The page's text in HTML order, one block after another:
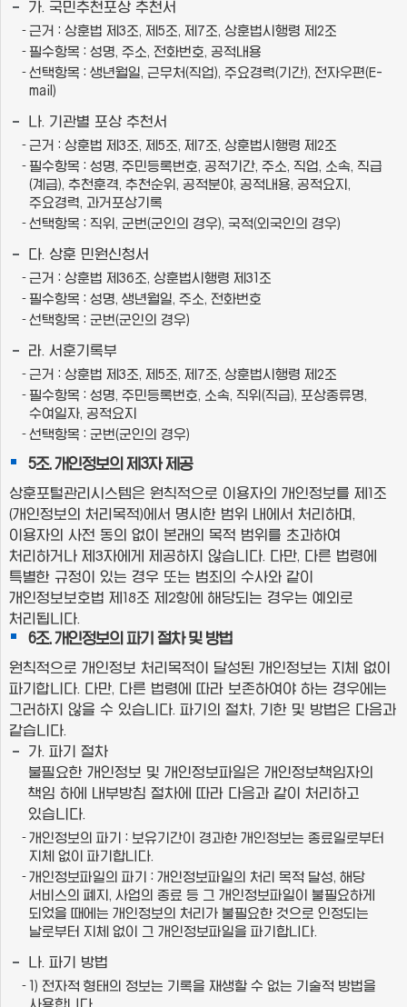
가. 국민추천포상 추천서
근거 : 상훈법 제3조, 제5조, 제7조, 상훈법시행령 제2조
필수항목 : 성명, 주소, 전화번호, 공적내용
선택항목 : 생년월일, 근무처(직업), 주요경력(기간), 전자우편(E-
mail)
나. 기관별 포상 추천서
근거 : 상훈법 제3조, 제5조, 제7조, 상훈법시행령 제2조
필수항목 : 성명, 주민등록번호, 공적기간, 주소, 직업, 소속, 직급
(계급), 추천훈격, 추천순위, 공적분야, 공적내용, 공적요지,
주요경력, 과거포상기록
선택항목 : 직위, 군번(군인의 경우), 국적(외국인의 경우)
다. 상훈 민원신청서
근거 : 상훈법 제36조, 상훈법시행령 제31조
필수항목 : 성명, 생년월일, 주소, 전화번호
선택항목 : 군번(군인의 경우)
라. 서훈기록부
근거 : 상훈법 제3조, 제5조, 제7조, 상훈법시행령 제2조
필수항목 : 성명, 주민등록번호, 소속, 직위(직급), 포상종류명,
수여일자, 공적요지
선택항목 : 군번(군인의 경우)
5조. 개인정보의 제3자 제공
상훈포털관리시스템은 원칙적으로 이용자의 개인정보를 제1조
(개인정보의 처리목적)에서 명시한 범위 내에서 처리하며,
이용자의 사전 동의 없이 본래의 목적 범위를 초과하여
처리하거나 제3자에게 제공하지 않습니다. 다만, 다른 법령에
특별한 규정이 있는 경우 또는 범죄의 수사와 같이
개인정보보호법 제18조 제2항에 해당되는 경우는 예외로
처리됩니다.
6조. 개인정보의 파기 절차 및 방법
원칙적으로 개인정보 처리목적이 달성된 개인정보는 지체 없이
파기합니다. 다만, 다른 법령에 따라 보존하여야 하는 경우에는
그러하지 않을 수 있습니다. 파기의 절차, 기한 및 방법은 다음과
같습니다.
가. 파기 절차
불필요한 개인정보 및 개인정보파일은 개인정보책임자의
책임 하에 내부방침 절차에 따라 다음과 같이 처리하고
있습니다.
개인정보의 파기 : 보유기간이 경과한 개인정보는 종료일로부터
지체 없이 파기합니다.
개인정보파일의 파기 : 개인정보파일의 처리 목적 달성, 해당
서비스의 폐지, 사업의 종료 등 그 개인정보파일이 불필요하게
되었을 때에는 개인정보의 처리가 불필요한 것으로 인정되는
날로부터 지체 없이 그 개인정보파일을 파기합니다.
나. 파기 방법
1) 전자적 형태의 정보는 기록을 재생할 수 없는 기술적 방법을
사용합니다.